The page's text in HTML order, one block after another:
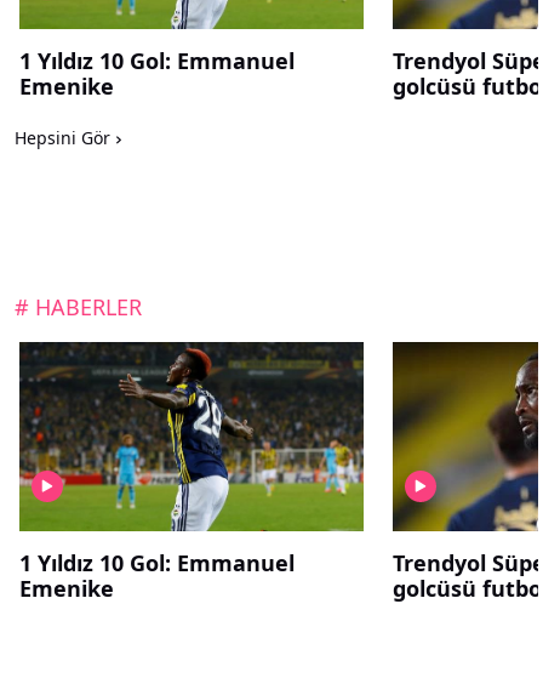
1 Yıldız 10 Gol: Emmanuel
Emenike
Trendyol
golcüsü
Hepsini Gör
# HABERLER
1 Yıldız 10 Gol: Emmanuel
Emenike
Trendyol
golcüsü